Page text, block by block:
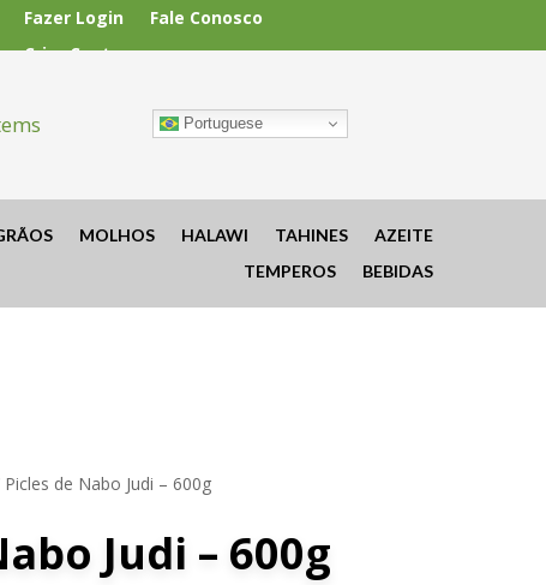
Fazer Login
Fale Conosco
Criar Conta
Portuguese
MOLHOS HALAWI TAHINES
AZEITE
TEMPEROS
BEBIDAS
de Nabo Judi – 600g
Judi – 600g